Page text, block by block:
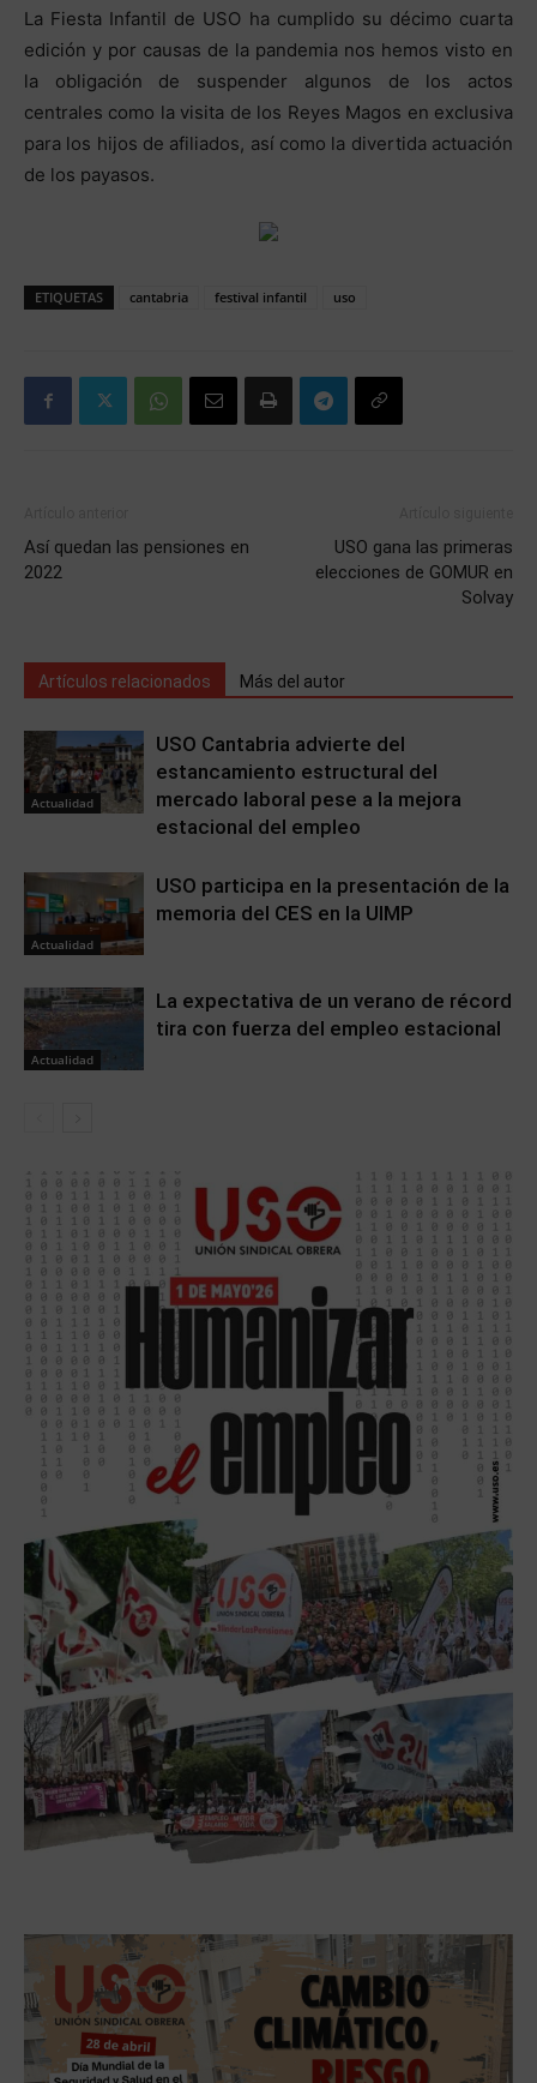
La Fiesta Infantil de USO ha cumplido su décimo cuarta
edición y por causas de la pandemia nos hemos visto en
la obligación de suspender algunos de los actos
centrales como la visita de los Reyes Magos en exclusiva
para los hijos de afiliados, así como la divertida actuación
de los payasos.
ETIQUETAS cantabria festival infantil uso
Así quedan las pensiones en
2022
USO gana las primeras
elecciones de GOMUR en
Solvay
Artículos relacionados Más del autor
Actualidad
USO Cantabria advierte del
estancamiento estructural del
mercado laboral pese a la mejora
estacional del empleo
Actualidad
USO participa en la presentación de la
memoria del CES en la UIMP
Actualidad
La expectativa de un verano de récord
tira con fuerza del empleo estacional